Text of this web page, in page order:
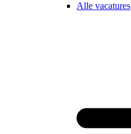
Alle vacatures